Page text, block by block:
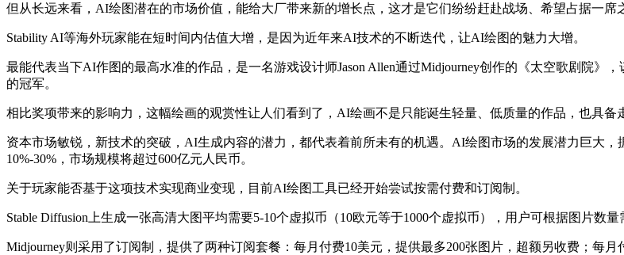
但从长远来看，AI绘图潜在的市场价值，能给大厂带来新的增长点，这才是它们纷纷赶赴战场、希望占据一席
Stability AI等海外玩家能在短时间内估值大增，是因为近年来AI技术的不断迭代，让AI绘图的魅力大增。
最能代表当下AI作图的最高水准的作品，是一名游戏设计师Jason Allen通过Midjourney创作的《太空歌剧院》
的冠军。
相比奖项带来的影响力，这幅绘画的观赏性让人们看到了，AI绘画不是只能诞生轻量、低质量的作品，也具备
资本市场敏锐，新技术的突破，AI生成内容的潜力，都代表着前所未有的机遇。AI绘图市场的发展潜力巨大
10%-30%，市场规模将超过600亿元人民币。
关于玩家能否基于这项技术实现商业变现，目前AI绘图工具已经开始尝试按需付费和订阅制。
Stable Diffusion上生成一张高清大图平均需要5-10个虚拟币（10欧元等于1000个虚拟币），用户可根据图片数量
Midjourney则采用了订阅制，提供了两种订阅套餐：每月付费10美元，提供最多200张图片，超额另收费；每月